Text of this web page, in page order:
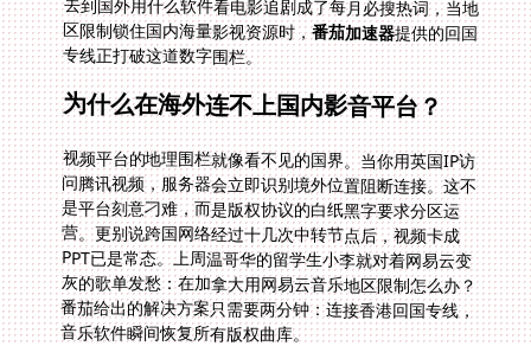
区限制锁住国内海量影视资源时，番茄加速器提供的回国
专线正打破这道数字围栏。
为什么在海外连不上国内影音平台？
视频平台的地理围栏就像看不见的国界。当你用英国IP访
问腾讯视频，服务器会立即识别境外位置阻断连接。这不
是平台刻意刁难，而是版权协议的白纸黑字要求分区运
营。更别说跨国网络经过十几次中转节点后，视频卡成
PPT已是常态。上周温哥华的留学生小李就对着网易云变
灰的歌单发愁：在加拿大用网易云音乐地区限制怎么办？
番茄给出的解决方案只需要两分钟：连接香港回国专线，
音乐软件瞬间恢复所有版权曲库。